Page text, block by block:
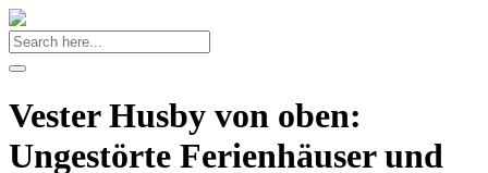
Vester Husby von oben:
Ungestörte Ferienhäuser und